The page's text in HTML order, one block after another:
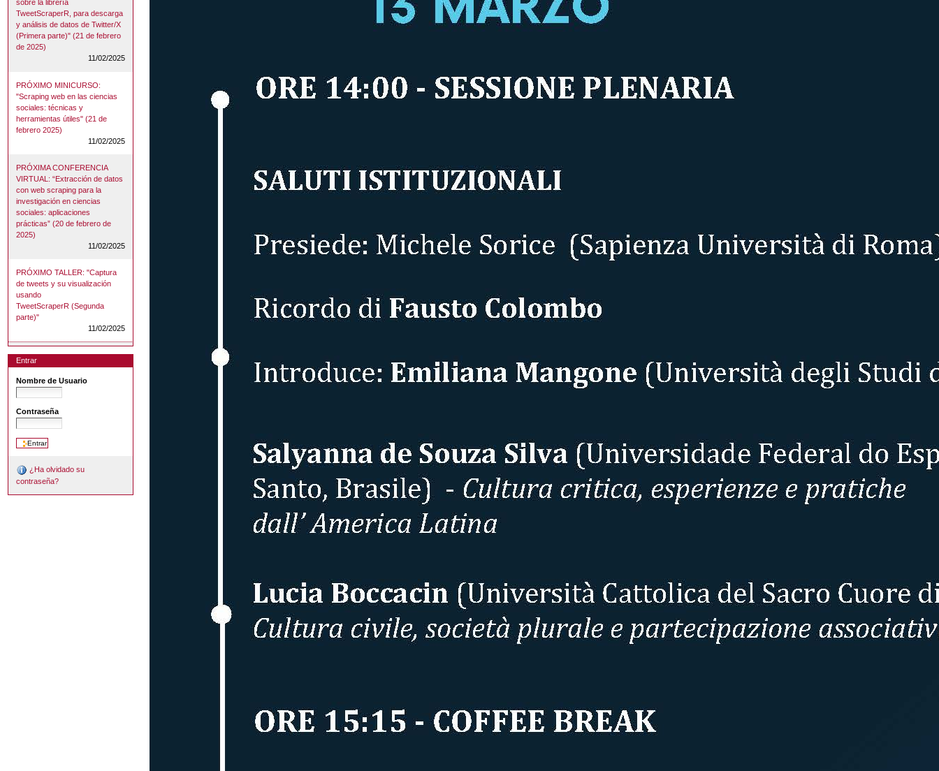
sobre la librería
TweetScraperR, para descarga
y análisis de datos de Twitter/X
(Primera parte)" (21 de febrero
de 2025)
11/02/2025
PRÓXIMO MINICURSO:
"Scraping web en las ciencias
sociales: técnicas y
herramientas útiles" (21 de
febrero 2025)
11/02/2025
PRÓXIMA CONFERENCIA
VIRTUAL: “Extracción de datos
con web scraping para la
investigación en ciencias
sociales: aplicaciones
prácticas” (20 de febrero de
2025)
11/02/2025
PRÓXIMO TALLER: "Captura
de tweets y su visualización
usando
TweetScraperR (Segunda
parte)"
11/02/2025
Entrar
Nombre de Usuario
Contraseña
¿Ha olvidado su
contraseña?